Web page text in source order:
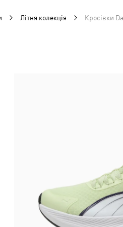
Літня колекція Кросівки